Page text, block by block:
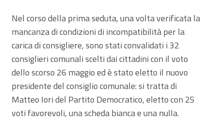
Nel corso della prima seduta, una volta verificata la
mancanza di condizioni di incompatibilità per la
carica di consigliere, sono stati convalidati i 32
consiglieri comunali scelti dai cittadini con il voto
dello scorso 26 maggio ed è stato eletto il nuovo
presidente del consiglio comunale: si tratta di
Matteo Iori del Partito Democratico, eletto con 25
voti favorevoli, una scheda bianca e una nulla.